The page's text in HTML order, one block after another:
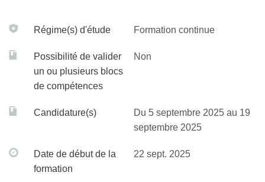
Régime(s) d'étude Formation continue
Possibilité de valider
un ou plusieurs blocs
de compétences
Non
Candidature(s)
Du 5 septembre 2025 au 19
septembre 2025
Date de début de la
formation
22 sept. 2025